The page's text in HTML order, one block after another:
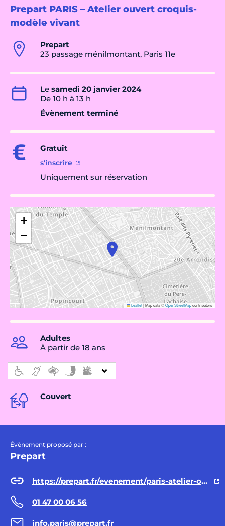
Prepart PARIS – Atelier ouvert croquis-
modèle vivant
Prepart
23 passage ménilmontant, Paris 11e
Le samedi 20 janvier 2024
De 10 h à 13 h
Évènement terminé
Gratuit
s'inscrire
Uniquement sur réservation
+
−
Leaflet|Map data ©OpenStreetMapcontributors
Adultes
À partir de 18 ans
Couvert
Évènement proposé par :
Prepart
https://prepart.fr/evenement/paris-atelier-ouvert-croquis-modele-vivant/
01 47 00 06 56
info.paris@prepart.fr